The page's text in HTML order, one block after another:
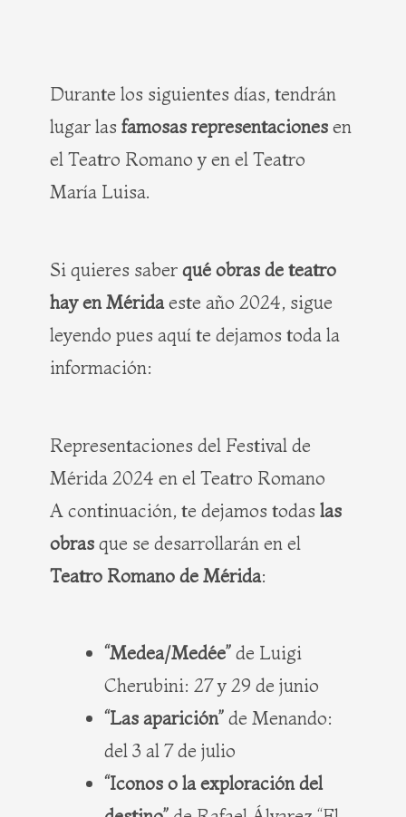
Durante los siguientes días, tendrán
lugar las famosas representaciones en
el Teatro Romano y en el Teatro
María Luisa.
Si quieres saber qué obras de teatro
hay en Méridaeste año 2024, sigue
leyendo pues aquí te dejamos toda la
información:
Representaciones del Festival de
Mérida 2024 en el Teatro Romano
A continuación, te dejamos todas las
obras que se desarrollarán en el
Teatro Romano de Mérida:
“Medea/Medée” de Luigi
Cherubini: 27 y 29 de junio
“Las aparición” de Menando:
del 3 al 7 de julio
“Iconos o la exploración del